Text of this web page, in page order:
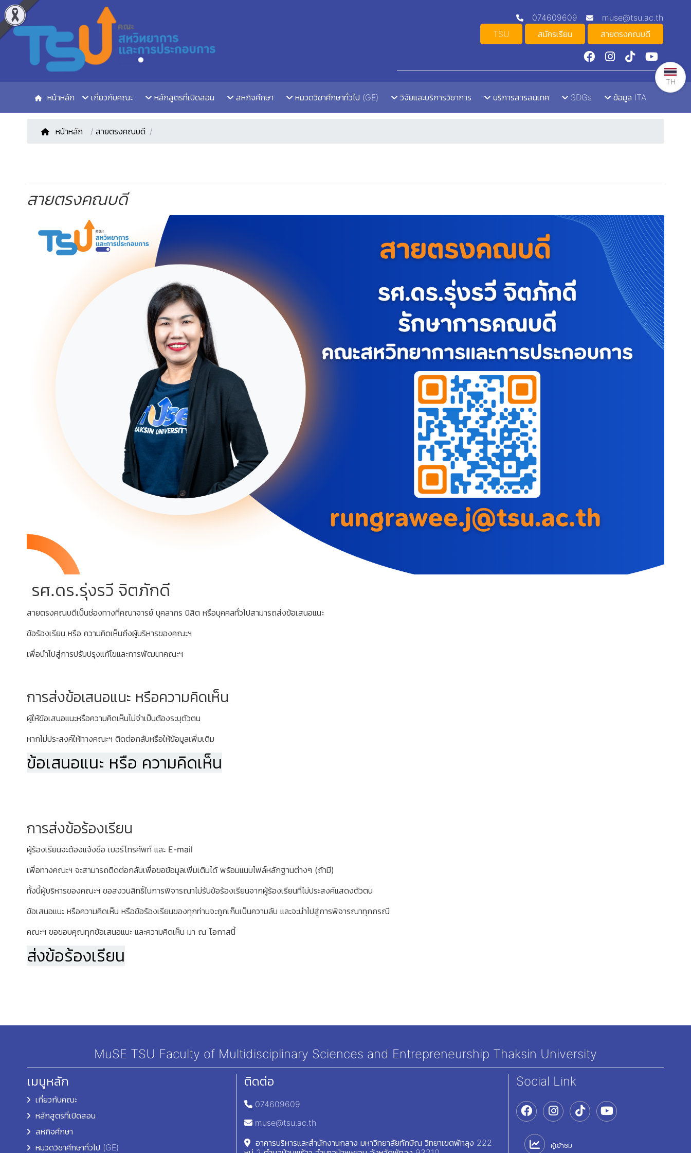
074609609
muse@tsu.ac.th
TSU
สมัครเรียน สายตรงคณบดี
หน้าหลัก เกี่ยวกับคณะ หลักสูตรที่เปิดสอน สหกิจศึกษา หมวดวิชาศึกษาทั่วไป (GE) วิจัยและบริการวิชาการ บริการสารสนเทศ SDGs ข้อมูล ITA
หน้าหลัก / สายตรงคณบดี
สายตรงคณบดี
รศ.ดร.รุ่งรวี จิตภักดี
สายตรงคณบดีเป็นช่องทางที่คณาจารย์ บุคลากร นิสิต หรือบุคคลทั่วไปสามารถส่งข้อเสนอแนะ
ข้อร้องเรียน หรือ ความคิดเห็นถึงผู้บริหารของคณะฯ
เพื่อนำไปสู่การปรับปรุงแก้ไขและการพัฒนาคณะฯ
การส่งข้อเสนอแนะ หรือความคิดเห็น
ผู้ให้ข้อเสนอแนะหรือความคิดเห็นไม่จำเป็นต้องระบุตัวตน
หากไม่ประสงค์ให้ทางคณะฯ ติดต่อกลับหรือให้ข้อมูลเพิ่มเติม
ข้อเสนอแนะ หรือ ความคิดเห็น
การส่งข้อร้องเรียน
ผู้ร้องเรียนจะต้องแจ้งชื่อ เบอร์โทรศัพท์ และ E-mail
เพื่อทางคณะฯ จะสามารถติดต่อกลับเพื่อขอข้อมูลเพิ่มเติมได้ พร้อมแนบไฟล์หลักฐานต่างๆ (ถ้ามี)
ทั้งนี้ผู้บริหารของคณะฯ ขอสงวนสิทธิ์ในการพิจารณาไม่รับข้อร้องเรียนจากผู้ร้องเรียนที่ไม่ประสงค์แสดงตัวตน
ข้อเสนอแนะ หรือความคิดเห็น หรือข้อร้องเรียนของทุกท่านจะถูกเก็บเป็นความลับ และจะนำไปสู่การพิจารณาทุกกรณี
คณะฯ ขอขอบคุณทุกข้อเสนอแนะ และความคิดเห็น มา ณ โอกาสนี้
ส่งข้อร้องเรียน
MuSE TSU Faculty of Multidisciplinary Sciences and Entrepreneurship Thaksin University
เมนูหลัก
เกี่ยวกับคณะ
หลักสูตรที่เปิดสอน
สหกิจศึกษา
หมวดวิชาศึกษาทั่วไป (GE)
ติดต่อ
074609609
muse@tsu.ac.th
อาคารบริหารและสำนักงานกลาง มหาวิทยาลัยทักษิณ วิทยาเขตพัทลุง 222
Social Link
ผู้เข้าชม
TH